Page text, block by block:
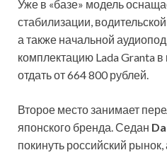
Уже в «базе» модель
стабилизации,
а также начальной
комплектацию Lada Granta в
отдать от 664 800 рублей.
Второе место занимает
японского бренда. Седан
покинуть российский